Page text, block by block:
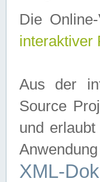
Die
interaktiver
Aus der
Source
und
XML-